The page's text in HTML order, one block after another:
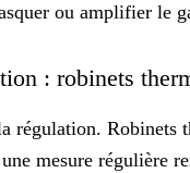
ou amplifier le
: robinets
régulation. Robinets
mesure